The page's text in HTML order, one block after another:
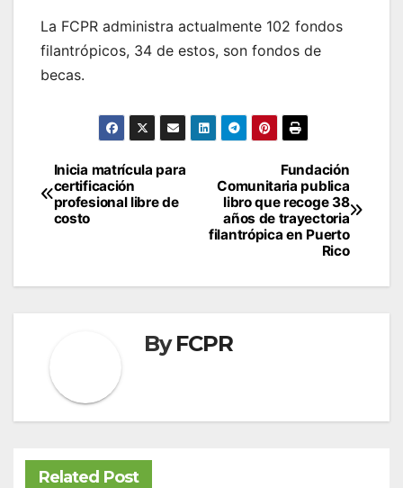
La FCPR administra actualmente 102 fondos
filantrópicos, 34 de estos, son fondos de
becas.
Navegación
de
entradas
Fundación
Comunitaria publica
libro que recoge 38
años de trayectoria
filantrópica en Puerto
Rico
Inicia matrícula para
certificación
profesional libre de
costo
ByFCPR
Related Post